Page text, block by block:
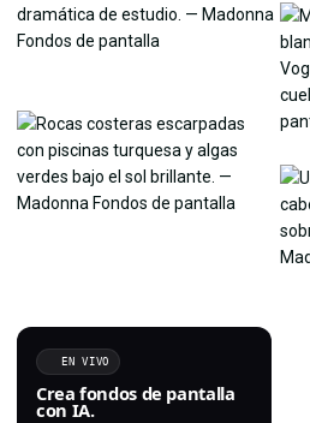
EN VIVO
Crea fondos de pantalla
con IA.